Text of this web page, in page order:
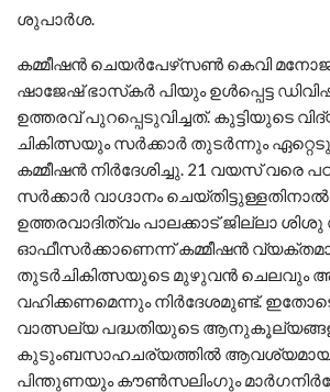
ശുപാര്‍ശ.
കമ്മീഷന്‍ ചെയര്‍പേഴ്‌സണ്‍ കെവി
ഷാജേഷ് ഭാസ്‌കര്‍ പിയും ഉള്‍പ്പെട്ട
ഉത്തരവ് പുറപ്പെടുവിച്ചത്. കുട്ടിയുടെ
ചികിത്സയും സര്‍ക്കാര്‍ തുടര്‍ന്നും
കമ്മീഷന്‍ നിര്‍ദേശിച്ചു. 21 വയസ് വരെ
സര്‍ക്കാര്‍ വാഗ്ദാനം
ഉത്തരവാദിത്വം പാലക്കാട് ജില്ലാ
ഓഫീസര്‍ക്കാണെന്ന് കമ്മീഷന്‍
തുടര്‍ചികിത്സയുടെ മുഴുവന്‍ ചെലവും
വഹിക്കണമെന്നും നിര്‍ദേശമുണ്ട്.
വാത്സല്യ പദ്ധതിയുടെ
കുടുംബസാഹചര്യത്തില്‍ ആവശ്യമായ
പിന്തുണയും കൗണ്‍സലിംഗും